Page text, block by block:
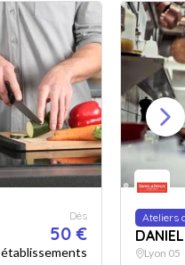
Dès
50 €
établissements
Ateliers
Lyon 05